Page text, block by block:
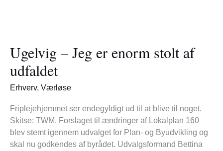
Ugelvig – Jeg er enorm stolt af
udfaldet
Erhverv, Værløse
Friplejehjemmet ser endegyldigt ud til at blive til noget.
Skitse: TWM. Forslaget til ændringer af Lokalplan 160
blev stemt igennem udvalget for Plan- og Byudvikling og
skal nu godkendes af byrådet. Udvalgsformand Bettina
Jeg
er
enorm
stolt
udfaldet